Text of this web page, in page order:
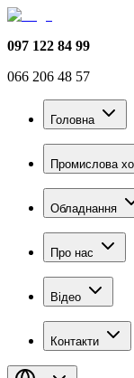
097 122 84 99
066 206 48 57
Головна
Промислова
Обладнання
Про нас
Відео
Контакти